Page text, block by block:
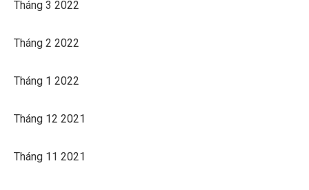
Tháng 3 2022
Tháng 2 2022
Tháng 1 2022
Tháng 12 2021
Tháng 11 2021